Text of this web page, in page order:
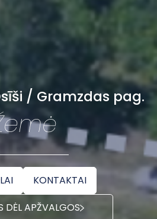
/ Gramzdas pag.
KONTAKTAI
DĖL APŽVALGOS